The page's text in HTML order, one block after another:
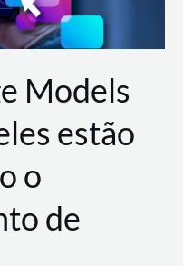
Models
estão
o
de